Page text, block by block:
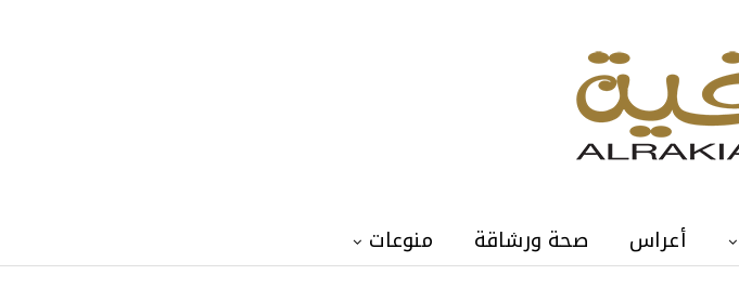
أعراس صحة ورشاقة منوعات